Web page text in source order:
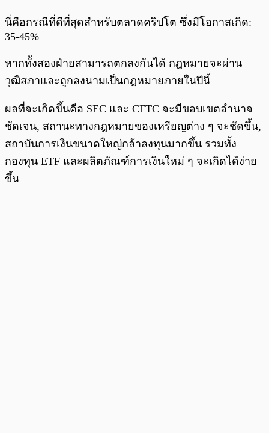
นี่คือกรณีที่ดีที่สุดสำหรับตลาดคริปโต ซึ่งมีโอกาสเกิด:
35-45%
หากทั้งสองฝ่ายสามารถตกลงกันได้ กฎหมายจะผ่าน
วุฒิสภาและถูกลงนามเป็นกฎหมายภายในปีนี้
ผลที่จะเกิดขึ้นคือ SEC และ CFTC จะมีขอบเขตอำนาจ
ชัดเจน, สถานะทางกฎหมายของเหรียญต่าง ๆ จะชัดขึ้น,
สถาบันการเงินขนาดใหญ่กล้าลงทุนมากขึ้น รวมทั้ง
กองทุน ETF และผลิตภัณฑ์การเงินใหม่ ๆ จะเกิดได้ง่าย
ขึ้น